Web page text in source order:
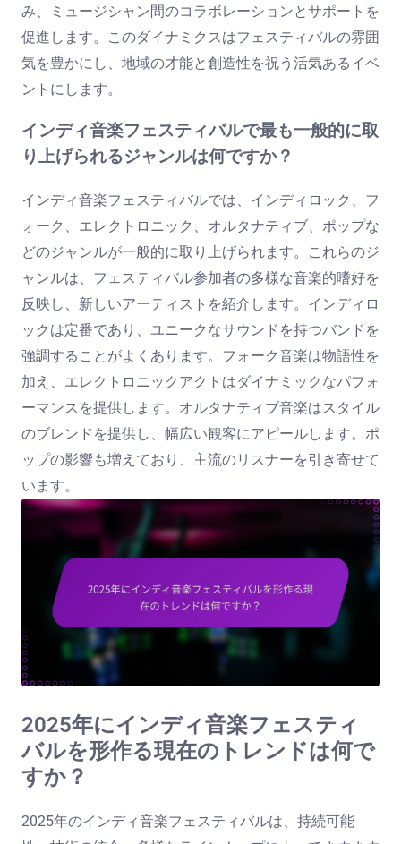
み、ミュージシャン間のコラボレーションとサポートを
促進します。このダイナミクスはフェスティバルの雰囲
気を豊かにし、地域の才能と創造性を祝う活気あるイベ
ントにします。
インディ音楽フェスティバルで最も一般的に取
り上げられるジャンルは何ですか？
インディ音楽フェスティバルでは、インディロック、フ
ォーク、エレクトロニック、オルタナティブ、ポップな
どのジャンルが一般的に取り上げられます。これらのジ
ャンルは、フェスティバル参加者の多様な音楽的嗜好を
反映し、新しいアーティストを紹介します。インディロ
ックは定番であり、ユニークなサウンドを持つバンドを
強調することがよくあります。フォーク音楽は物語性を
加え、エレクトロニックアクトはダイナミックなパフォ
ーマンスを提供します。オルタナティブ音楽はスタイル
のブレンドを提供し、幅広い観客にアピールします。ポ
ップの影響も増えており、主流のリスナーを引き寄せて
います。
2025年にインディ音楽フェスティ
バルを形作る現在のトレンドは何で
すか？
2025年のインディ音楽フェスティバルは、持続可能